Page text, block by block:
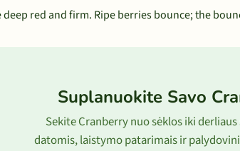
red and firm. Ripe berries bounce; the
Suplanuokite Savo
Sekite Cranberry nuo sėklos iki
datomis, laistymo patarimais ir